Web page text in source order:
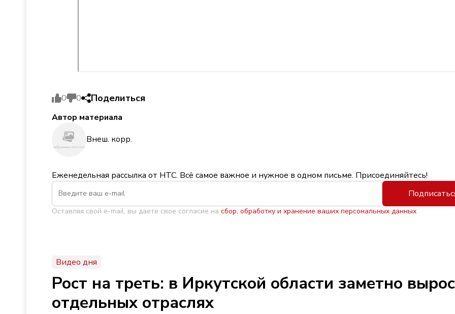
0 0 Поделиться
Автор материала
Внеш. корр.
Еженедельная рассылка от НТС. Всё самое важное и нужное в одном письме. Присоединяйтесь!
Оставляя свой e-mail, вы даете свое согласие на сбор, обработку и хранение ваших персональных данных
Видео дня
Рост на треть: в Иркутской области заметно
отдельных отраслях